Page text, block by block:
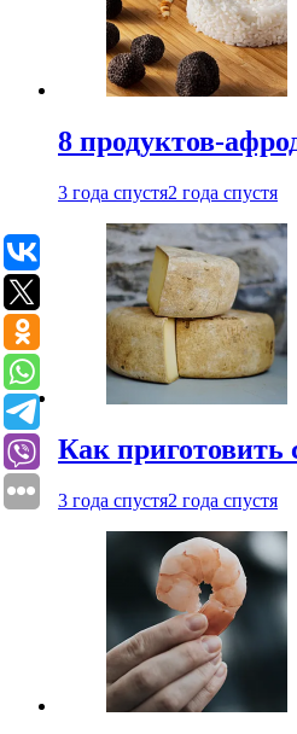
8 продуктов-
3 года спустя2 года спустя
Как
3 года спустя2 года спустя